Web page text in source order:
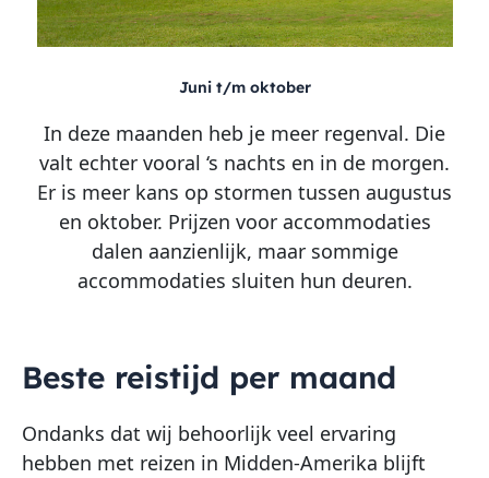
Juni t/m oktober
In deze maanden heb je meer regenval. Die
valt echter vooral ‘s nachts en in de morgen.
Er is meer kans op stormen tussen augustus
en oktober. Prijzen voor accommodaties
dalen aanzienlijk, maar sommige
accommodaties sluiten hun deuren.
Beste reistijd per maand
Ondanks dat wij behoorlijk veel ervaring
hebben met reizen in Midden-Amerika blijft